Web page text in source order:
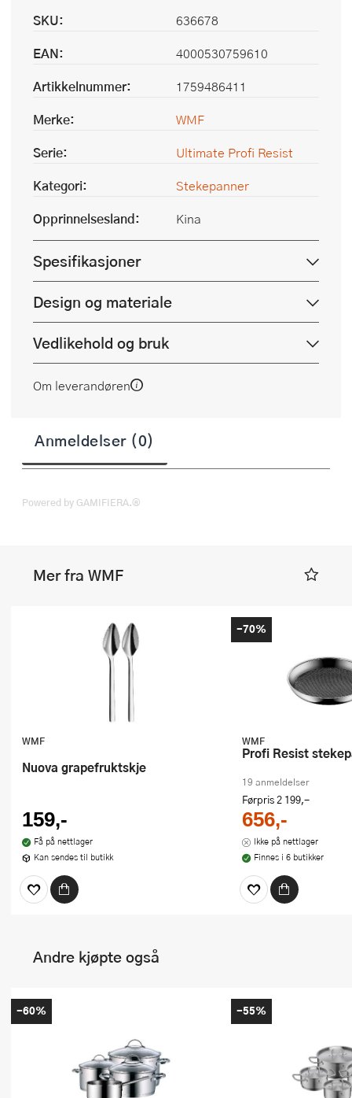
SKU:
636678
EAN:
4000530759610
Artikkelnummer:
1759486411
Merke:
WMF
Serie:
Ultimate Profi Resist
Kategori:
Stekepanner
Opprinnelsesland:
Kina
Spesifikasjoner
Design og materiale
Vedlikehold og bruk
Om leverandøren
Anmeldelser (0)
Powered by GAMIFIERA.®
Mer fra WMF
WMF
Nuova grapefruktskje
159,-
Få på nettlager
Kan sendes til butikk
WMF
Profi Resist
19 anmeldelser
Førpris2 199,-
656,-
Ikke på nettlager
Finnes i 6 butikker
-70%
Andre kjøpte også
-60% -55%